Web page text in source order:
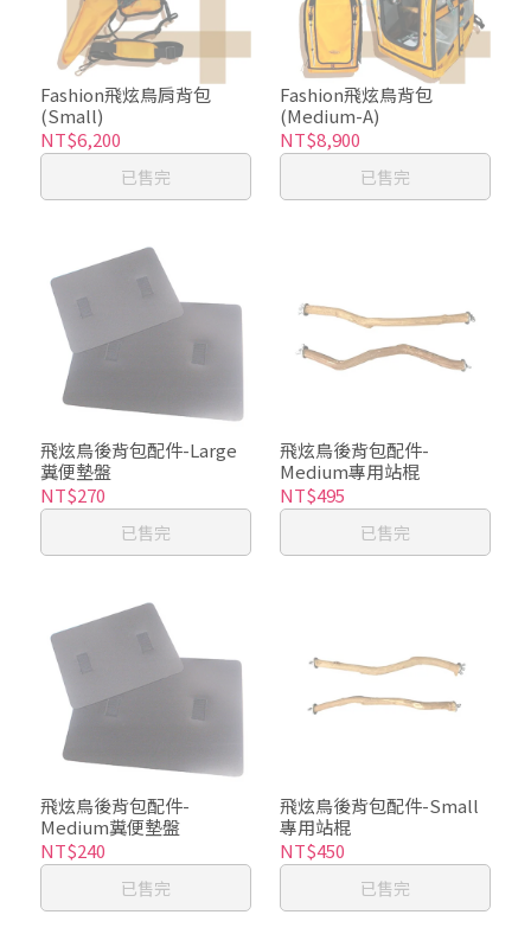
Fashion飛炫鳥肩背包
(Small)
NT$6,200
已售完
Fashion飛炫鳥背包
(Medium-A)
NT$8,900
已售完
飛炫鳥後背包配件-Large
糞便墊盤
NT$270
已售完
飛炫鳥後背包配件-
Medium專用站棍
NT$495
已售完
飛炫鳥後背包配件-
Medium糞便墊盤
NT$240
已售完
飛炫鳥後背包配件-Small
專用站棍
NT$450
已售完